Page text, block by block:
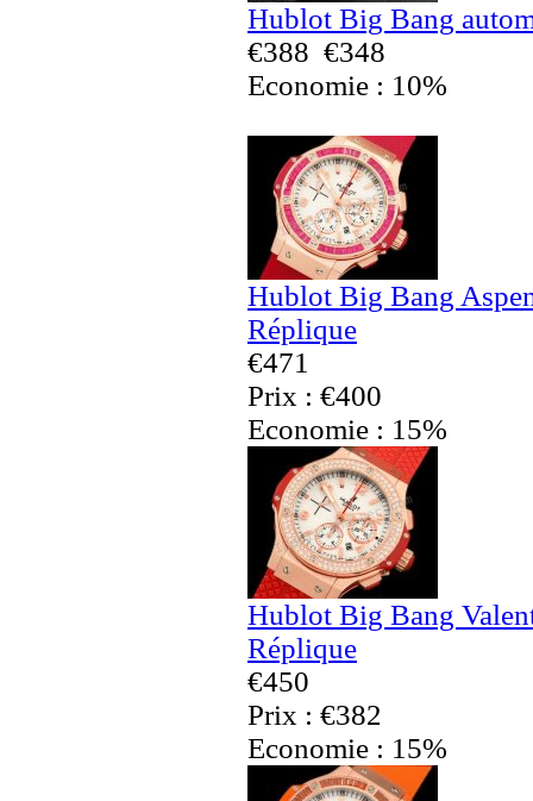
Hublot Big Bang
€388 €348
Economie : 10%
Hublot Big Bang
Réplique
€471
Prix : €400
Economie : 15%
Hublot Big Bang
Réplique
€450
Prix : €382
Economie : 15%